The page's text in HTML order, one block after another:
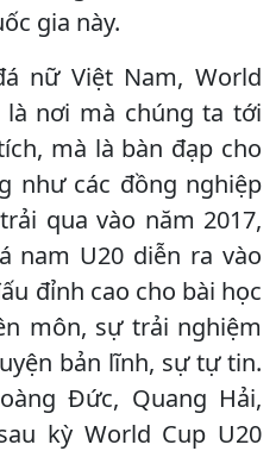
gia này.
nữ Việt Nam, World
là nơi mà chúng ta tới
mà là bàn đạp cho
như các đồng nghiệp
qua vào năm 2017,
nam U20 diễn ra vào
đỉnh cao cho bài học
môn, sự trải nghiệm
bản lĩnh, sự tự tin.
Đức, Quang Hải,
kỳ World Cup U20